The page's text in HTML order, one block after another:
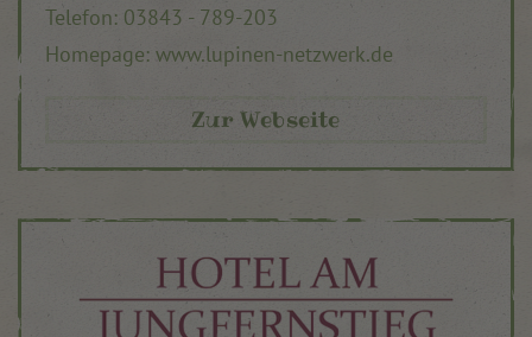
Telefon: 03843 - 789-203
Homepage: www.lupinen-netzwerk.de
Zur Webseite